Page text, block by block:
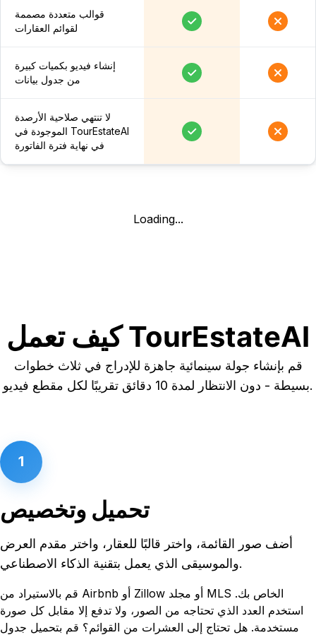
قوالب متعددة مصممة
لقوائم العقارات
إنشاء فيديو بكميات كبيرة
من جدول بيانات
لا تنتهي صلاحية الأرصدة
الموجودة في TourEstateAI
في نهاية فترة الفاتورة
Loading...
كيف تعمل TourEstateAI
قم بإنشاء جولة سينمائية جاهزة للإدراج في ثلاث خطوات
بسيطة - دون الانتظار لمدة 10 دقائق تقريبًا لكل مقطع فيديو.
1
تحميل وتخصيص
أضف صور القائمة، واختر قالبًا للعقار، واختر مقدم العرض
والموسيقى الذي يعمل بتقنية الذكاء الاصطناعي.
قم بالاستيراد من Airbnb أو Zillow أو مجلد MLS الخاص بك.
استخدم العدد الذي تحتاجه من الصور، ولا تدفع إلا مقابل كل صورة
مستخدمة. هل تحتاج إلى العشرات من القوائم؟ قم بتحميل جدول